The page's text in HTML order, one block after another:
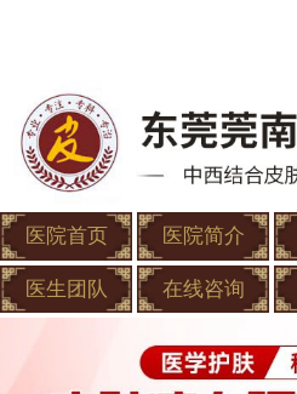
医院首页 医院简介
医生团队 在线咨询